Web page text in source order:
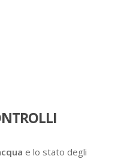
e lo stato degli